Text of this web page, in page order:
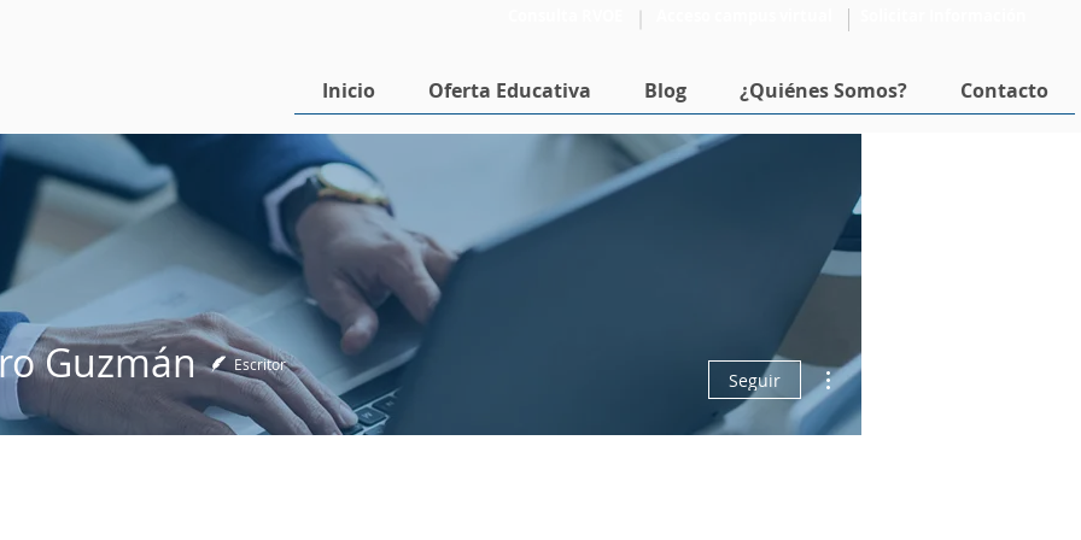
Inicio Oferta Educativa Blog ¿Quiénes Somos? Contacto
Guzmán Escritor
Seguir
Más acciones